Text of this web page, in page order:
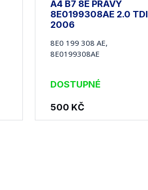
A4 B7 8E PRAVÝ
8E0199308AE 2.0 TDI
2006
8E0 199 308 AE,
8E0199308AE
DOSTUPNÉ
500 KČ